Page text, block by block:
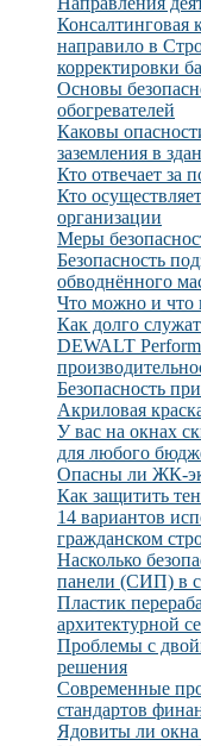
Консалтинговая
направило в
корректировки
Основы
обогревателей
Каковы
заземления в
Кто отвечает за
Кто
организации
Меры
Безопасность
обводнённого
Что можно и что
Как долго
DEWALT
Безопасность
Акриловая
У вас на окнах
для любого
Опасны ли ЖК-
Как защитить
14 вариантов
гражданском
Насколько
панели (СИП) в
Пластик
архитектурной
Проблемы с
решения
Современные
стандартов
Ядовиты ли